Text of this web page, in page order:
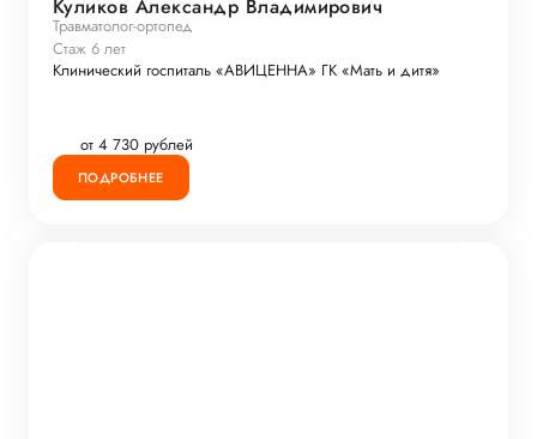
Куликов Александр Владимирович
Травматолог-ортопед
Стаж 6 лет
Клинический госпиталь «АВИЦЕННА» ГК «Мать и дитя»
от 4 730 рублей
ПОДРОБНЕЕ